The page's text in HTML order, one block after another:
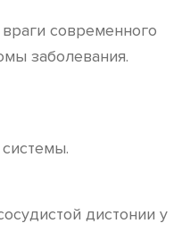
современного
заболевания.
дистонии у